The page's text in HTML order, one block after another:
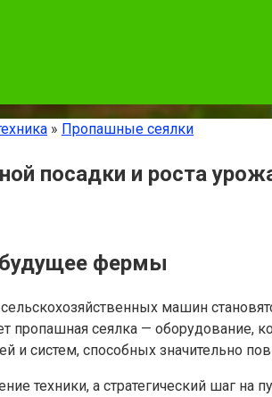
» Пропашные сеялки
посадки и роста
фермы
машин
сеялка — оборудование,
систем, способных значительно
техники, а стратегический шаг на